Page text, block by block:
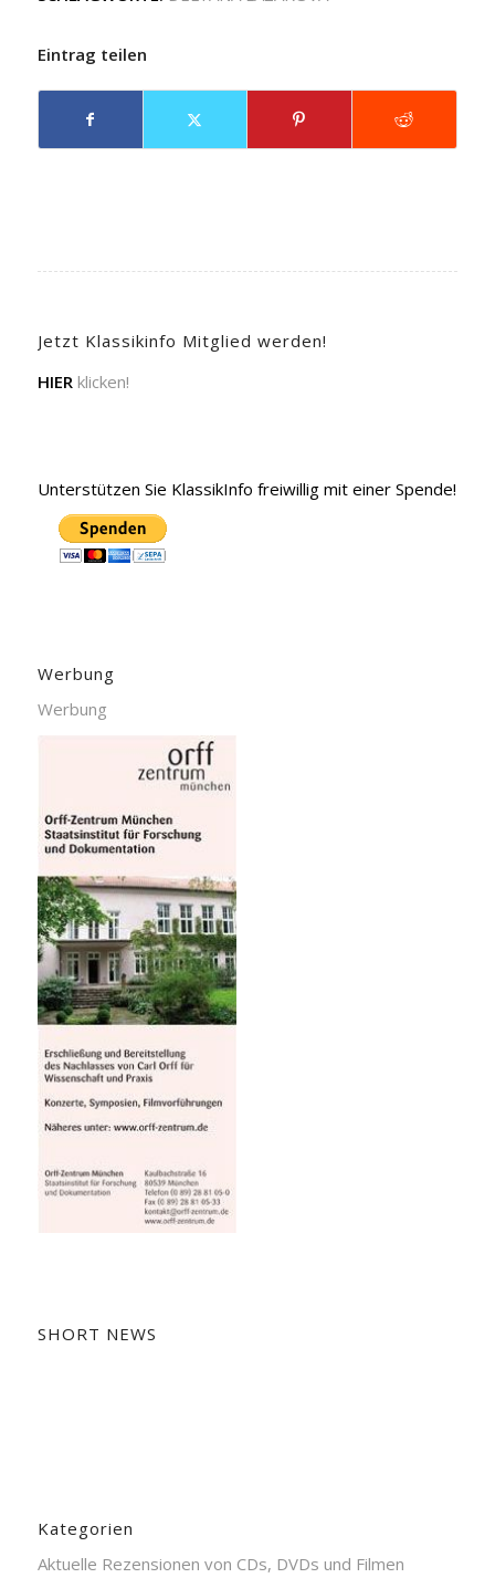
Eintrag teilen
Jetzt Klassikinfo Mitglied werden!
HIER klicken!
Unterstützen Sie KlassikInfo freiwillig mit einer Spende!
Werbung
Werbung
SHORT NEWS
Kategorien
Aktuelle Rezensionen von CDs, DVDs und Filmen